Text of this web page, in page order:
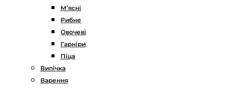
М’ясні
Рибне
Овочеві
Гарніри
Піца
Випічка
Варення